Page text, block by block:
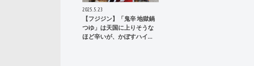
2025.5.23
【フジジン】「鬼辛 地獄鍋
つゆ」は天国に上りそうな
ほど辛いが、かぼすハイ…